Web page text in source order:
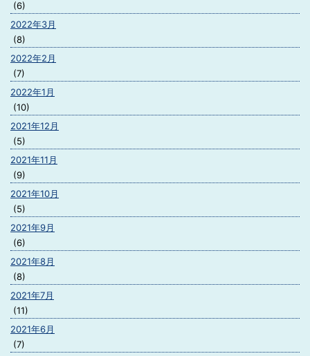
(6)
2022年3月
(8)
2022年2月
(7)
2022年1月
(10)
2021年12月
(5)
2021年11月
(9)
2021年10月
(5)
2021年9月
(6)
2021年8月
(8)
2021年7月
(11)
2021年6月
(7)